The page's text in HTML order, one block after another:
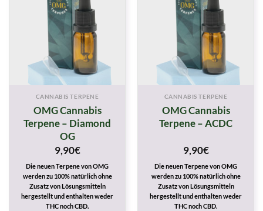
CANNABIS TERPENE
OMG Cannabis
Terpene – Diamond
OG
9,90€
Die neuen Terpene von OMG
werden zu 100% natürlich ohne
Zusatz von Lösungsmitteln
hergestellt und enthalten weder
THC noch CBD.
CANNABIS TERPENE
OMG Cannabis
Terpene – ACDC
9,90€
Die neuen Terpene von OMG
werden zu 100% natürlich ohne
Zusatz von Lösungsmitteln
hergestellt und enthalten weder
THC noch CBD.